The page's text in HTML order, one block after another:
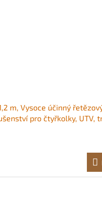
m, Vysoce účinný
pro čtyřkolky, UTV,
koleje na štěrkových
vyrovnávání zemědělských